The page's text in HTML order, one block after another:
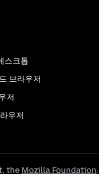
스크톱
브라우저
저
우저
the Mozilla Foundation.